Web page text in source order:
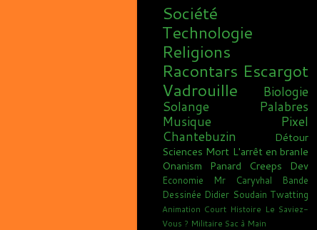
Société
Technologie
Religions
Racontars Escargot
Vadrouille
Biologie
Solange
Palabres
Musique
Pixel
Chantebuzin
Détour
Sciences Mort L'arrêt en branle
Onanism
Panard Creeps Dev
Economie Mr Caryvhal
Bande
Dessinée Didier Soudain Twatting
Animation Court Histoire Le Saviez-
Vous ? Militaire Sac à Main